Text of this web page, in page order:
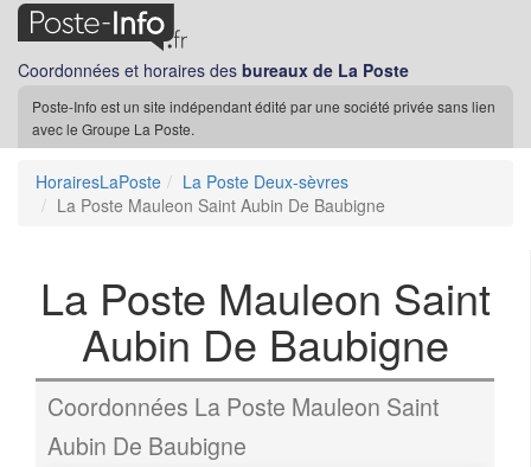
Coordonnées et horaires des bureaux de La Poste
Poste-Info est un site indépendant édité par une société privée sans lien
avec le Groupe La Poste.
HorairesLaPoste
La Poste Deux-sèvres
La Poste Mauleon Saint Aubin De Baubigne
La Poste Mauleon Saint
Aubin De Baubigne
Coordonnées La Poste Mauleon Saint
Aubin De Baubigne